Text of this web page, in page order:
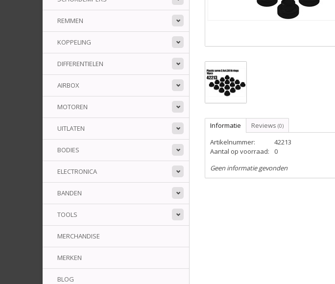
REMMEN
KOPPELING
DIFFERENTIELEN
AIRBOX
MOTOREN
UITLATEN
BODIES
ELECTRONICA
BANDEN
TOOLS
MERCHANDISE
MERKEN
BLOG
Informatie Reviews (0)
Artikelnummer:
42213
Aantal op voorraad:
0
Geen informatie gevonden